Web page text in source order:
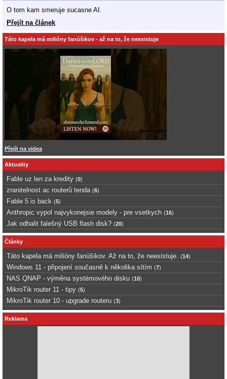
O tom kam smeruje sucasne AI.
Přejít na článek
Táto kapela má milióny fanúšikov - až na to, že neexistuje
Přejít na videa
Aktuality
Fable uz len za kredity (0)
zranitelnost ac routerů tenda (6)
Fable 5 is back (5)
Anthropic vypol najvykonejsie modely - pre vsetkych (16)
Jak odhalit falešný USB flash disk? (20)
Články
Táto kapela má milióny fanúšikov. Až na to, že neexistuje. (14)
Windows 11 - připojení současně k několika sítím (7)
NAS QNAP - výměna systémového disku (10)
MikroTik router 11 - tipy (5)
MikroTik router 10 - upgrade routeru (3)
Reklama